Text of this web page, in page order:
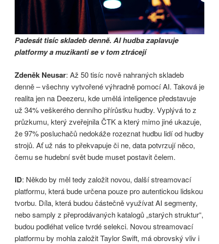
Padesát tisíc skladeb denně. AI hudba zaplavuje
platformy a muzikanti se v tom ztrácejí
Zdeněk Neusar: Až 50 tisíc nově nahraných skladeb
denně – všechny vytvořené výhradně pomocí AI. Taková je
realita jen na Deezeru, kde umělá inteligence představuje
už 34% veškerého denního přírůstku hudby. Vyplývá to z
průzkumu, který zveřejnila ČTK a který mimo jiné ukazuje,
že 97% posluchačů nedokáže rozeznat hudbu lidí od hudby
strojů. Ať už nás to překvapuje či ne, data potvrzují něco,
čemu se hudební svět bude muset postavit čelem.
ID: Někdo by měl tedy založit novou, další streamovací
platformu, která bude určena pouze pro autentickou lidskou
tvorbu. Díla, která budou částečně využívat AI segmenty,
nebo samply z přeprodávaných katalogů „starých struktur“,
budou podléhat velice tvrdé selekci. Novou streamovací
platformu by mohla založit Taylor Swift, má obrovský vliv i